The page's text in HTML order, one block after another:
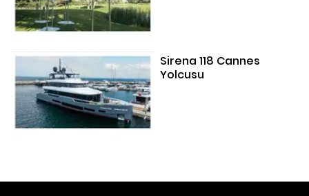
Sirena 118 Cannes
Yolcusu